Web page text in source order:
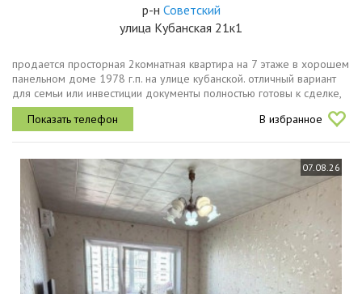
р-н Советский
улица Кубанская 21к1
продается просторная 2комнатная квартира на 7 этаже в хорошем
панельном доме 1978 г.п. на улице кубанской. отличный вариант
для семьи или инвестиции документы полностью готовы к сделке,
один взрослый собственник, обременений нет.общая площадь
51.7...
В избранное
07.08.26